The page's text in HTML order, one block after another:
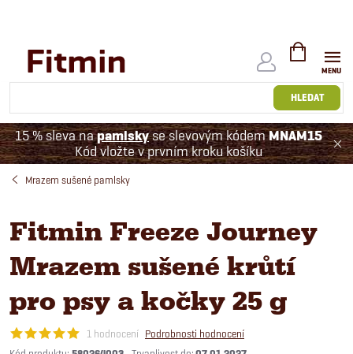
HLEDAT
NÁKUPNÍ
KOŠÍK
15 % sleva napamlskyse slevovým kódemMNAM15
Kód vložte v prvním kroku košíku
Mrazem sušené pamlsky
Fitmin Freeze Journey
Mrazem sušené krůtí
pro psy a kočky 25 g
1 hodnocení Podrobnosti hodnocení